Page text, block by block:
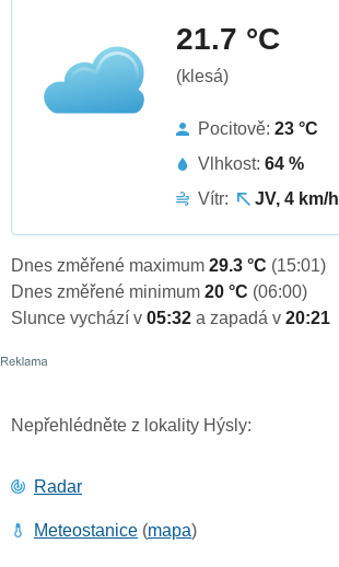
21.7 °C
(klesá)
Pocitově: 23 °C
Vlhkost: 64 %
Vítr:
JV, 4 km/h
Dnes změřené maximum 29.3 °C (15:01)
Dnes změřené minimum 20 °C (06:00)
Slunce vychází v 05:32 a zapadá v 20:21
Nepřehlédněte z lokality Hýsly:
Radar
Meteostanice (mapa)